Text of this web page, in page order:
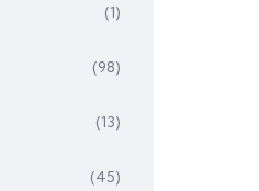
(1)
(98)
(13)
(45)